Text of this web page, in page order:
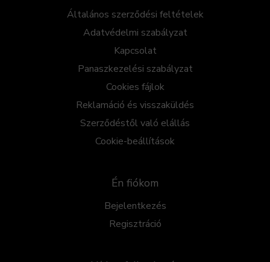
Általános szerződési feltételek
Adatvédelmi szabályzat
Kapcsolat
Panaszkezelési szabályzat
Cookies fájlok
Reklamáció és visszaküldés
Szerződéstől való elállás
Cookie-beállítások
Én fiókom
Bejelentkezés
Regisztráció